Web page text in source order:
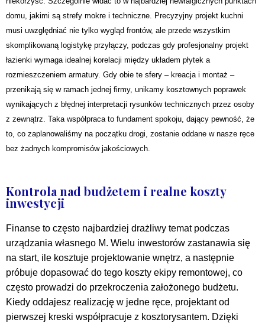
domu, jakimi są strefy mokre i techniczne. Precyzyjny projekt kuchni
musi uwzględniać nie tylko wygląd frontów, ale przede wszystkim
skomplikowaną logistykę przyłączy, podczas gdy profesjonalny projekt
łazienki wymaga idealnej korelacji między układem płytek a
rozmieszczeniem armatury. Gdy obie te sfery – kreacja i montaż –
przenikają się w ramach jednej firmy, unikamy kosztownych poprawek
wynikających z błędnej interpretacji rysunków technicznych przez osoby
z zewnątrz. Taka współpraca to fundament spokoju, dający pewność, że
to, co zaplanowaliśmy na początku drogi, zostanie oddane w nasze ręce
bez żadnych kompromisów jakościowych.
Kontrola nad budżetem i realne koszty
inwestycji
Finanse to często najbardziej drażliwy temat podczas
urządzania własnego M. Wielu inwestorów zastanawia się
na start, ile kosztuje projektowanie wnętrz, a następnie
próbuje dopasować do tego koszty ekipy remontowej, co
często prowadzi do przekroczenia założonego budżetu.
Kiedy oddajesz realizację w jedne ręce, projektant od
pierwszej kreski współpracuje z kosztorysantem. Dzięki